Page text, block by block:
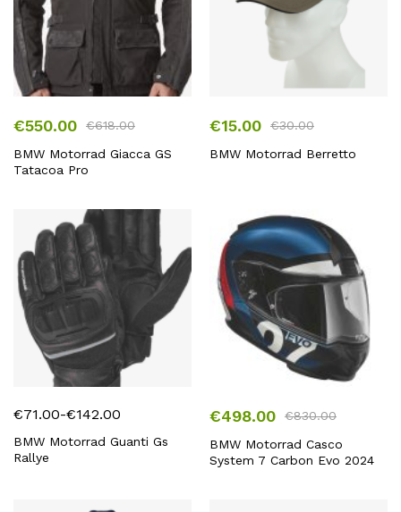
€550.00 €618.00
BMW Motorrad Giacca GS
Tatacoa Pro
€15.00 €30.00
BMW Motorrad Berretto
€71.00-€142.00
Fascia
di
prezzo:
BMW Motorrad Guanti Gs
Rallye
€498.00 €830.00
BMW Motorrad Casco
System 7 Carbon Evo 2024